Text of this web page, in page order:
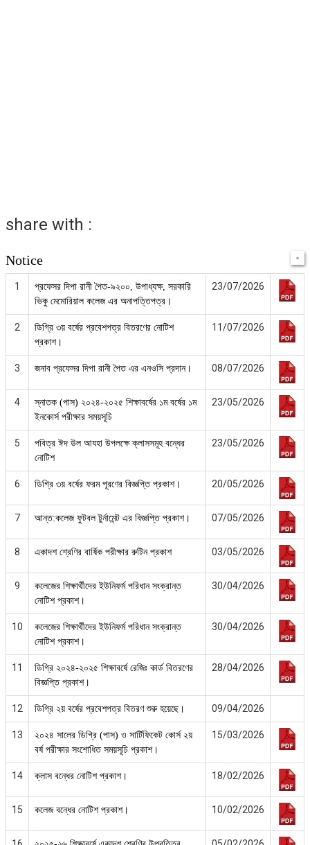
share with :
Notice
1
প্রফেসর দিপা রানী পৈত-৯২০০, উপাধ্যক্ষ, সরকারি
ভিকু মেমোরিয়াল কলেজ এর অনাপত্তিপত্র।
23/07/2026
2
ডিগ্রি ৩য় বর্ষের প্রবেশপত্র বিতরণের নোটিশ
প্রকাশ।
11/07/2026
3 জনাব প্রফেসর দিপা রানী পৈত এর এনওসি প্রদান। 08/07/2026
4
স্নাতক (পাস) ২০২৪-২০২৫ শিক্ষাবর্ষের ১ম বর্ষের ১ম
ইনকোর্স পরীক্ষার সময়সূচি
23/05/2026
5
পবিত্র ঈদ উল আযহা উপলক্ষে ক্লাসসমূহ বন্ধের
নোটিশ
23/05/2026
6 ডিগ্রি ৩য় বর্ষের ফরম পূরণের বিজ্ঞপ্তি প্রকাশ। 20/05/2026
7 আন্ত:কলেজ ফুটবল টুর্নামেন্ট এর বিজ্ঞপ্তি প্রকাশ। 07/05/2026
8 একাদশ শ্রেণির বার্ষিক পরীক্ষার রুটিন প্রকাশ 03/05/2026
9
কলেজের শিক্ষার্থীদের ইউনিফর্ম পরিধান সংক্রান্ত
নোটিশ প্রকাশ।
30/04/2026
10
কলেজের শিক্ষার্থীদের ইউনিফর্ম পরিধান সংক্রান্ত
নোটিশ প্রকাশ।
30/04/2026
11
ডিগ্রি ২০২৪-২০২৫ শিক্ষাবর্ষে রেজিঃ কার্ড বিতরণের
বিজ্ঞপ্তি প্রকাশ।
28/04/2026
12 ডিগ্রি ২য় বর্ষের প্রবেশপত্র বিতরণ শুরু হয়েছে। 09/04/2026
13
২০২৪ সালের ডিগ্রি (পাস) ও সার্টিফিকেট কোর্স ২য়
বর্ষ পরীক্ষার সংশোধিত সময়সূচি প্রকাশ।
15/03/2026
14 ক্লাস বন্ধের নোটিশ প্রকাশ। 18/02/2026
15 কলেজ বন্ধের নোটিশ প্রকাশ। 10/02/2026